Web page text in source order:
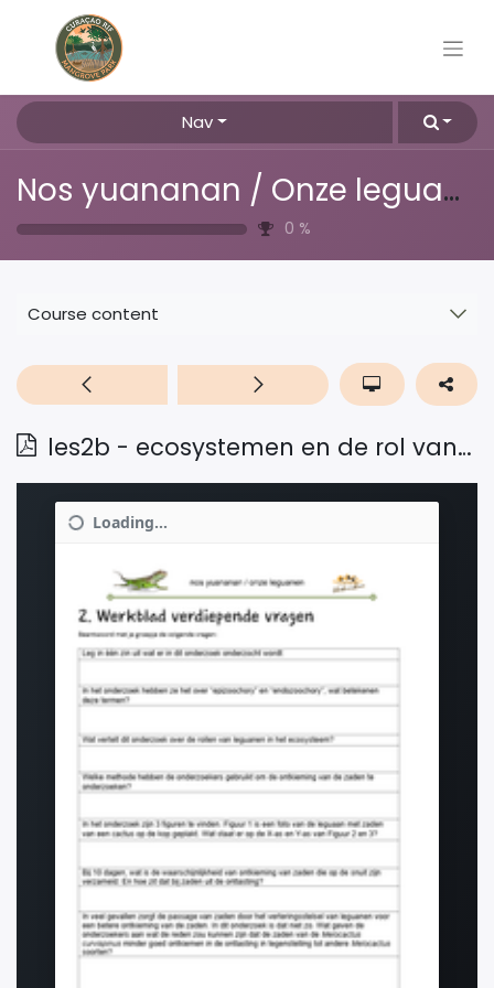
Nav
Nos yuananan / Onze leguanen
0 %
Course content
les2b - ecosystemen en de rol van leguanen daarin